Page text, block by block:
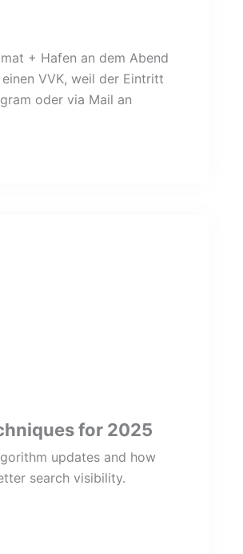
+ Hafen an dem Abend
VVK, weil der Eintritt
oder via Mail an
for 2025
updates and how
search visibility.